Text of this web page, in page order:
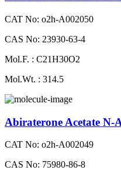
CAT No: o2h-A002050
CAS No: 23930-63-4
Mol.F. : C21H30O2
Mol.Wt. : 314.5
Abiraterone Acetate
CAT No: o2h-A002049
CAS No: 75980-86-8